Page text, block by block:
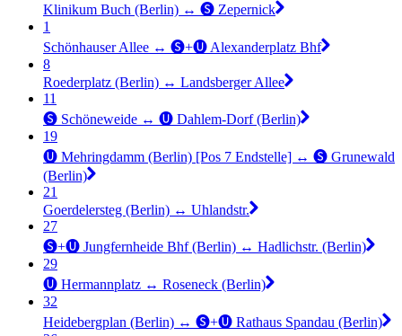
Klinikum Buch (Berlin) ↔︎ 🅢 Zepernick
1
Schönhauser Allee ↔︎ 🅢+🅤 Alexanderplatz Bhf
8
Roederplatz (Berlin) ↔︎ Landsberger Allee
11
🅢 Schöneweide ↔︎ 🅤 Dahlem-Dorf (Berlin)
19
🅤 Mehringdamm (Berlin) [Pos 7 Endstelle] ↔︎ 🅢 Grunewald
(Berlin)
21
Goerdelersteg (Berlin) ↔︎ Uhlandstr.
27
🅢+🅤 Jungfernheide Bhf (Berlin) ↔︎ Hadlichstr. (Berlin)
29
🅤 Hermannplatz ↔︎ Roseneck (Berlin)
32
Heidebergplan (Berlin) ↔︎ 🅢+🅤 Rathaus Spandau (Berlin)